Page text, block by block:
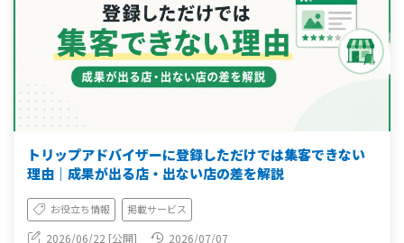
トリップアドバイザーに登録しただけでは集客できない
理由｜成果が出る店・出ない店の差を解説
お役立ち情報 掲載サービス
2026/06/22 [公開] 2026/07/07